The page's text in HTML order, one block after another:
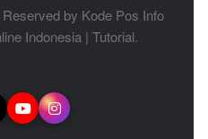
by Kode Pos Info
Indonesia| Tutorial.